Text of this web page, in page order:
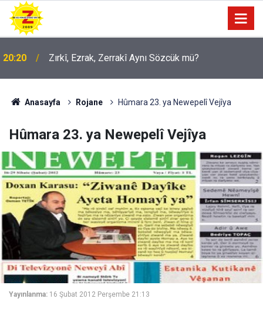
09:56 Ji Zilma Partîzanan Nimûneyeka Piçûk
Anasayfa Rojane Hûmara 23. ya Newepelî Vejîya
Hûmara 23. ya Newepelî Vejîya
Yayınlanma: 16 Şubat 2012 Perşembe 21:13